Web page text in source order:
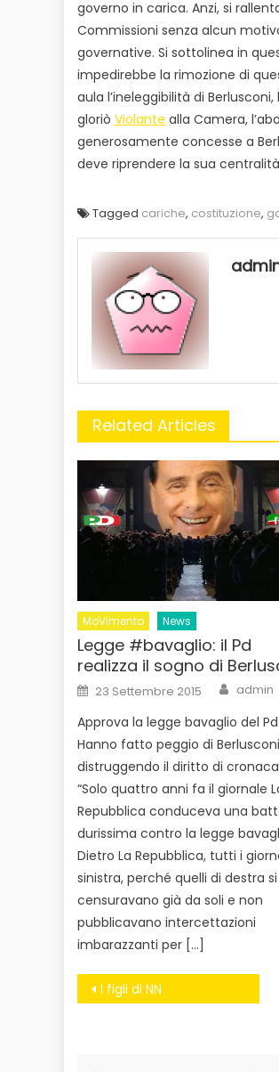
governo in carica. Anzi, si
Commissioni senza alcun
governative. Si sottolinea in
impedirebbe la rimozione di
aula l’ineleggibilità di
gloriò Violante alla Camera,
generosamente concesse a
deve riprendere la sua
Tagged cariche, costituzione,
Related Articles
MoVimento News
Legge #bavaglio: il Pd
realizza il sogno di
Posted
on
23 Settembre 2015 Author
admin
Approva la legge bavaglio del Pd.
Hanno fatto peggio di
distruggendo il diritto di
“Solo quattro anni fa il giornale
Repubblica conduceva una
durissima contro la legge
Dietro La Repubblica, tutti i
sinistra, perché quelli di destra si
censuravano già da soli e non
pubblicavano intercettazioni
imbarazzanti per […]
Navigazione
I figli di NN